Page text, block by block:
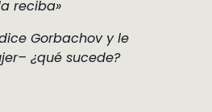
reciba»
Gorbachov y le
¿qué sucede?